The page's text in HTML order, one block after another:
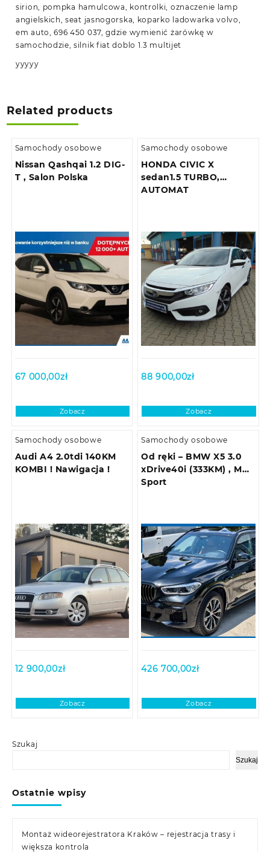
Szukaj
Szukaj
Ostatnie wpisy
Montaż wideorejestratora Kraków – rejestracja trasy i
większa kontrola
sirion, pompka hamulcowa, kontrolki, oznaczenie lamp
angielskich, seat jasnogorska, koparko ladowarka volvo,
em auto, 696 450 037, gdzie wymienić żarówkę w
samochodzie, silnik fiat doblo 1.3 multijet
yyyyy
Related products
Samochody osobowe
Nissan Qashqai 1.2 DIG-
T , Salon Polska
67 000,00zł
Zobacz
Samochody osobowe
HONDA CIVIC X
sedan1.5 TURBO,
AUTOMAT
88 900,00zł
Zobacz
Samochody osobowe
Audi A4 2.0tdi 140KM
KOMBI ! Nawigacja !
12 900,00zł
Zobacz
Samochody osobowe
Od ręki – BMW X5 3.0
xDrive40i (333KM) , M
Sport
426 700,00zł
Zobacz